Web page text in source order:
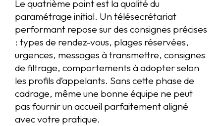
Le quatrième point est la qualité du
paramétrage initial. Un télésecrétariat
performant repose sur des consignes précises
: types de rendez-vous, plages réservées,
urgences, messages à transmettre, consignes
de filtrage, comportements à adopter selon
les profils d’appelants. Sans cette phase de
cadrage, même une bonne équipe ne peut
pas fournir un accueil parfaitement aligné
avec votre pratique.